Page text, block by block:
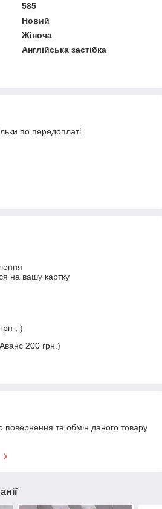
585
Новий
Жіноча
Англійська застібка
по передоплаті.
на вашу картку
, )
200 грн.)
та обмін даного товару